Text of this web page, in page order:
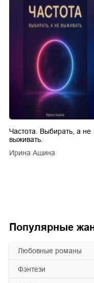
Популярные
любовные романы
фэнтези
Частота. Выбирать, а не
выживать.
Ирина Ашина